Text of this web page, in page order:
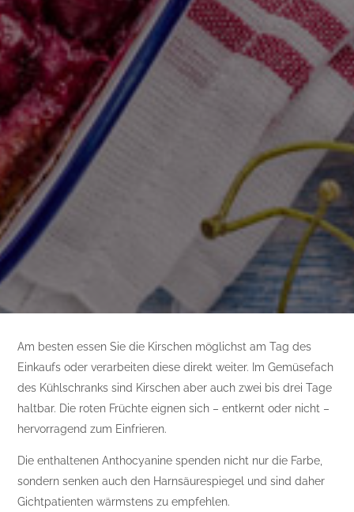
Am besten essen Sie die Kirschen möglichst am Tag des
Einkaufs oder verarbeiten diese direkt weiter. Im Gemüsefach
des Kühlschranks sind Kirschen aber auch zwei bis drei Tage
haltbar. Die roten Früchte eignen sich – entkernt oder nicht –
hervorragend zum Einfrieren.
Die enthaltenen Anthocyanine spenden nicht nur die Farbe,
sondern senken auch den Harnsäurespiegel und sind daher
Gichtpatienten wärmstens zu empfehlen.